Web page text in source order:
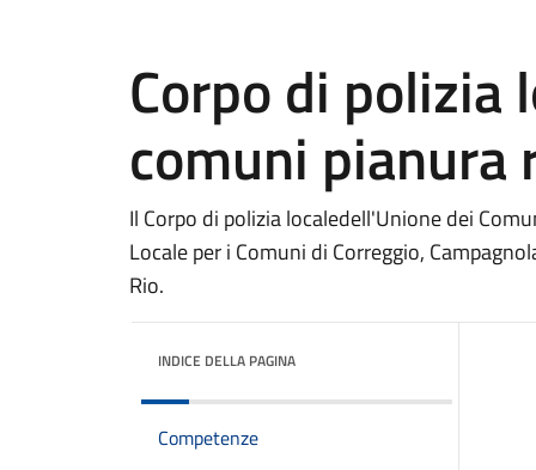
Corpo di polizia
comuni pianura
Il Corpo di polizia localedell'Unione dei
Locale per i Comuni di Correggio,
Rio.
INDICE DELLA PAGINA
Competenze